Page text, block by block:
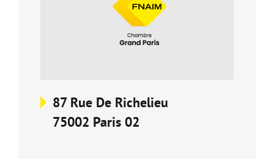
87 Rue De Richelieu
75002 Paris 02